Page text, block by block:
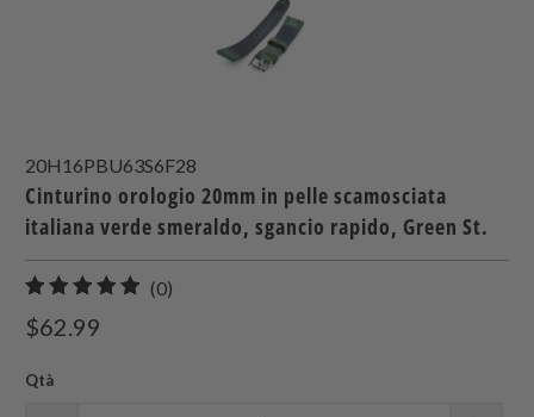
20H16PBU63S6F28
Cinturino orologio 20mm in pelle scamosciata
italiana verde smeraldo, sgancio rapido, Green St.
(0)
$62.99
Qtà